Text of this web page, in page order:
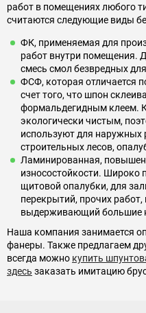
работ в помещениях любого
считаются следующие виды
ФК, применяемая для
работ внутри помещения.
смесь смол безвредных
ФСФ, которая отличается
счет того, что шпон
формальдегидным клеем.
экологически чистым,
используют для наружных
строительных лесов,
Ламинированная,
износостойкости. Широко
щитовой опалубки, для
перекрытий, прочих
выдерживающий большие
Наша компания занимается
фанеры. Также предлагаем
всегда можно купить
здесь заказать имитацию